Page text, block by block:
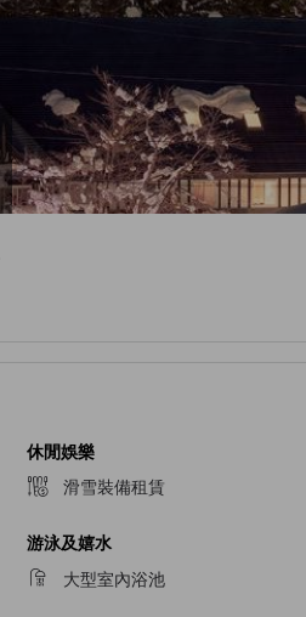
休閒娛樂
滑雪裝備租賃
游泳及嬉水
大型室內浴池